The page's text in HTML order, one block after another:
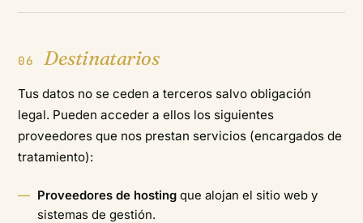
06 Destinatarios
Tus datos no se ceden a terceros salvo obligación
legal. Pueden acceder a ellos los siguientes
proveedores que nos prestan servicios (encargados de
tratamiento):
Proveedores de hosting que alojan el sitio web y
sistemas de gestión.